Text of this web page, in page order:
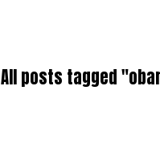
All posts tagged